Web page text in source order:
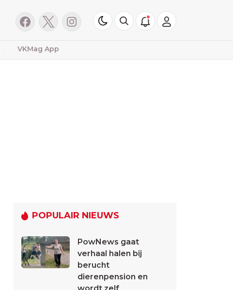
VKMag App
POPULAIR NIEUWS
PowNews gaat
verhaal halen bij
berucht
dierenpension en